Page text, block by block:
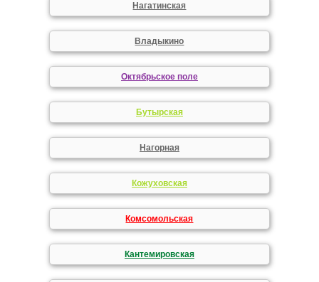
Нагатинская
Владыкино
Октябрьское поле
Бутырская
Нагорная
Кожуховская
Комсомольская
Кантемировская